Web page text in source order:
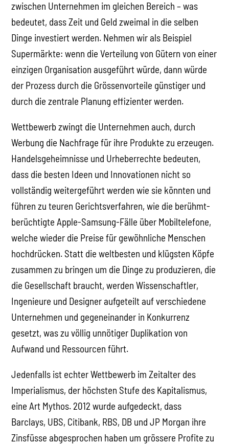
zwischen Unternehmen im gleichen Bereich – was
bedeutet, dass Zeit und Geld zweimal in die selben
Dinge investiert werden. Nehmen wir als Beispiel
Supermärkte: wenn die Verteilung von Gütern von einer
einzigen Organisation ausgeführt würde, dann würde
der Prozess durch die Grössenvorteile günstiger und
durch die zentrale Planung effizienter werden.
Wettbewerb zwingt die Unternehmen auch, durch
Werbung die Nachfrage für ihre Produkte zu erzeugen.
Handelsgeheimnisse und Urheberrechte bedeuten,
dass die besten Ideen und Innovationen nicht so
vollständig weitergeführt werden wie sie könnten und
führen zu teuren Gerichtsverfahren, wie die berühmt-
berüchtigte Apple-Samsung-Fälle über Mobiltelefone,
welche wieder die Preise für gewöhnliche Menschen
hochdrücken. Statt die weltbesten und klügsten Köpfe
zusammen zu bringen um die Dinge zu produzieren, die
die Gesellschaft braucht, werden Wissenschaftler,
Ingenieure und Designer aufgeteilt auf verschiedene
Unternehmen und gegeneinander in Konkurrenz
gesetzt, was zu völlig unnötiger Duplikation von
Aufwand und Ressourcen führt.
Jedenfalls ist echter Wettbewerb im Zeitalter des
Imperialismus, der höchsten Stufe des Kapitalismus,
eine Art Mythos. 2012 wurde aufgedeckt, dass
Barclays, UBS, Citibank, RBS, DB und JP Morgan ihre
Zinsfüsse abgesprochen haben um grössere Profite zu